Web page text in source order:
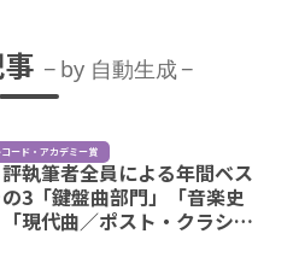
by 自動生成
ード・アカデミー賞
執筆者全員による年間ベス
3「鍵盤曲部門」「音楽史
現代曲／ポスト・クラシカ